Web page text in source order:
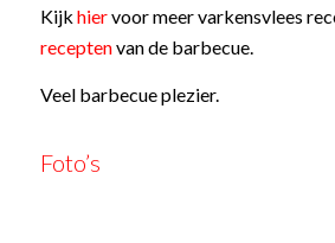
Kijk hiervoor meer varkensvlees
receptenvan de barbecue.
Veel barbecue plezier.
Foto’s